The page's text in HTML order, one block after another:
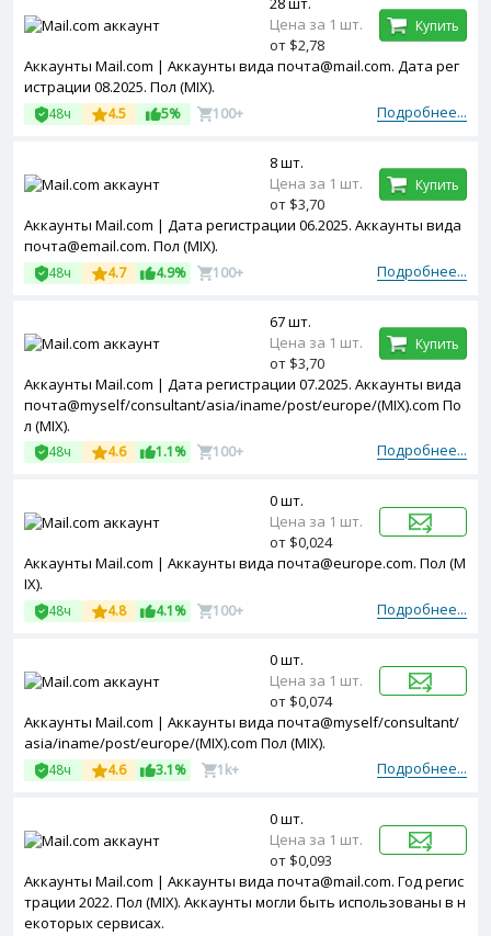
Аккаунты Mail.com | Аккаунты вида почта@mail.com. Дата рег
истрации 08.2025. Пол (MIX).
Подробнее...
48ч 4.5 5% 100+
Цена за 1 шт.
от $2,78
Купить
Аккаунты Mail.com | Дата регистрации 06.2025. Аккаунты вида
почта@email.com. Пол (MIX).
Подробнее...
48ч 4.7 4.9% 100+
8 шт.
Цена за 1 шт.
от $3,70
Купить
Аккаунты Mail.com | Дата регистрации 07.2025. Аккаунты вида
почта@myself/consultant/asia/iname/post/europe/(MIX).com По
л (MIX).
Подробнее...
48ч 4.6 1.1% 100+
67 шт.
Цена за 1 шт.
от $3,70
Купить
Аккаунты Mail.com | Аккаунты вида почта@europe.com. Пол (M
IX).
Подробнее...
48ч 4.8 4.1% 100+
0 шт.
Цена за 1 шт.
от $0,024
Аккаунты Mail.com | Аккаунты вида почта@myself/consultant/
asia/iname/post/europe/(MIX).com Пол (MIX).
Подробнее...
48ч 4.6 3.1% 1k+
0 шт.
Цена за 1 шт.
от $0,074
Аккаунты Mail.com | Аккаунты вида почта@mail.com. Год регис
трации 2022. Пол (MIX). Аккаунты могли быть использованы в н
екоторых сервисах.
0 шт.
Цена за 1 шт.
от $0,093